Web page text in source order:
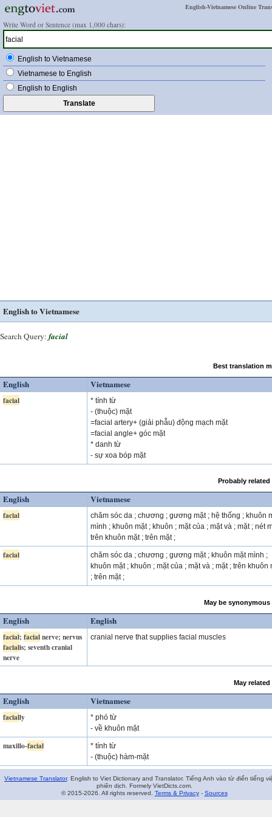
English-Vietnamese Online
Write Word or Sentence (max 1,000 chars):
English to Vietnamese
Vietnamese to English
English to English
English to Vietnamese
Search Query: facial
Best translation
English Vietnamese
facial
* tính từ
- (thuộc) mặt
=facial artery+ (giải phẫu) động mạch mặt
=facial angle+ góc mặt
* danh từ
- sự xoa bóp mặt
Probably
English Vietnamese
facial
chăm sóc da ; chương ; gương mặt ; hệ thống ; khuôn
mình ; khuôn mặt ; khuôn ; mặt của ; mặt và ; mặt ; nét
trên khuôn mặt ; trên mặt ;
facial
chăm sóc da ; chương ; gương mặt ; khuôn mặt mình ;
khuôn mặt ; khuôn ; mặt của ; mặt và ; mặt ; trên khuôn
; trên mặt ;
May be
English English
facial; facialnerve; nervus
facialis; seventh cranial
nerve
cranial nerve that supplies facial muscles
May
English Vietnamese
facially
* phó từ
- về khuôn mặt
maxillo-facial
* tính từ
- (thuộc) hàm-mặt
Vietnamese Translator. English to Viet Dictionary and Translator. Tiếng Anh vào từ điển tiếng
phiên dịch. Formely VietDicts.com.
© 2015-2026. All rights reserved. Terms & Privacy- Sources